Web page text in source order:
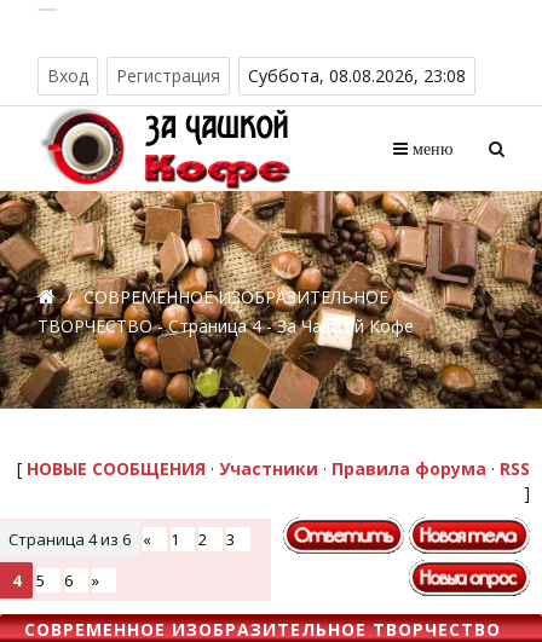
Вход Регистрация Суббота, 08.08.2026, 23:08
меню
/ СОВРЕМЕННОЕ ИЗОБРАЗИТЕЛЬНОЕ
ТВОРЧЕСТВО - Страница 4 - За Чашкой Кофе
[ НОВЫЕ СООБЩЕНИЯ · Участники · Правила форума · RSS
]
Страница 4из 6 « 1 2
3
4
5 6 »
СОВРЕМЕННОЕ ИЗОБРАЗИТЕЛЬНОЕ ТВОРЧЕСТВО